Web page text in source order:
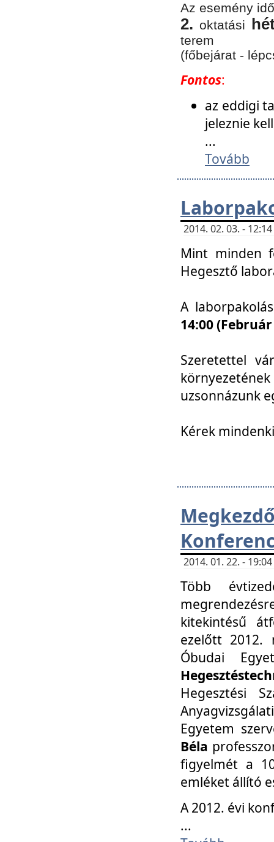
Az esemény
2. oktatási
terem
(főbejárat -
Fontos:
az eddigi
jeleznie
...
Tovább
2014. 02. 03. -
Mint minden
Hegesztő
A
14:00
Szeretettel
uzsonnázunk
Kérek
2014. 01. 22. -
Több
kitekintésű
ezelőtt 2012.
Óbudai
Hegesztési
Egyetem
Béla
figyelmét a
emléket állító
A 2012. évi
...